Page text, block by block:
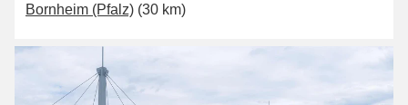
Bornheim (Pfalz) (30 km)